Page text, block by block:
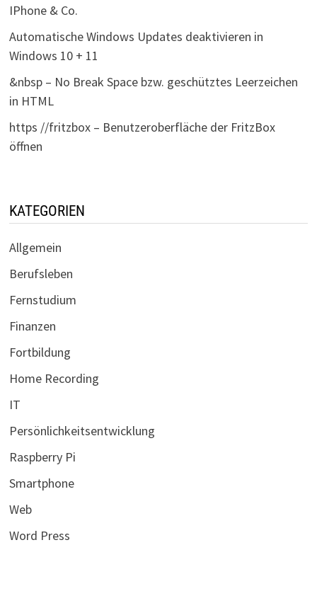
IPhone & Co.
Automatische Windows Updates deaktivieren in
Windows 10 + 11
&nbsp – No Break Space bzw. geschütztes Leerzeichen
in HTML
https //fritzbox – Benutzeroberfläche der FritzBox
öffnen
KATEGORIEN
Allgemein
Berufsleben
Fernstudium
Finanzen
Fortbildung
Home Recording
IT
Persönlichkeitsentwicklung
Raspberry Pi
Smartphone
Web
Word Press